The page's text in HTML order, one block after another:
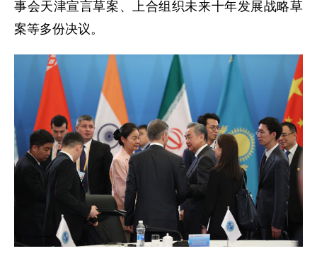
事会天津宣言草案、上合组织未来十年发展战略草
案等多份决议。